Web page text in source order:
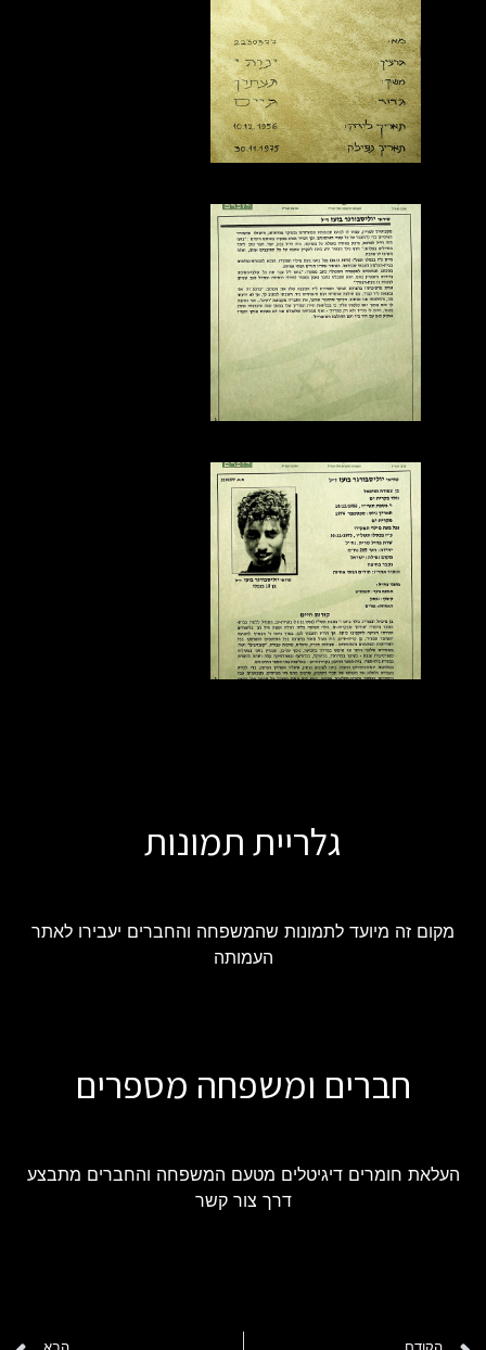
גלריית תמונות
מקום זה מיועד לתמונות שהמשפחה והחברים יעבירו לאתר
העמותה
חברים ומשפחה מספרים
העלאת חומרים דיגיטלים מטעם המשפחה והחברים מתבצע
דרך צור קשר